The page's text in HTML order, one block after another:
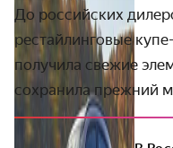
До российских
рестайлинговые
получила свежие
сохранила прежний